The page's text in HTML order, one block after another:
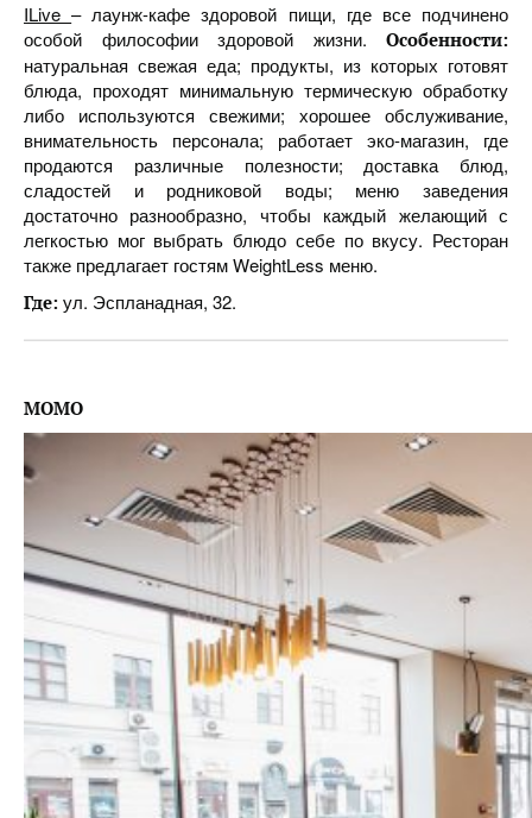
ILive– лаунж-кафе здоровой пищи, где все подчинено
особой философии здоровой жизни. Особенности:
натуральная свежая еда; продукты, из которых готовят
блюда, проходят минимальную термическую обработку
либо используются свежими; хорошее обслуживание,
внимательность персонала; работает эко-магазин, где
продаются различные полезности; доставка блюд,
сладостей и родниковой воды; меню заведения
достаточно разнообразно, чтобы каждый желающий с
легкостью мог выбрать блюдо себе по вкусу. Ресторан
также предлагает гостям WeightLess меню.
Где: ул. Эспланадная, 32.
MOMO